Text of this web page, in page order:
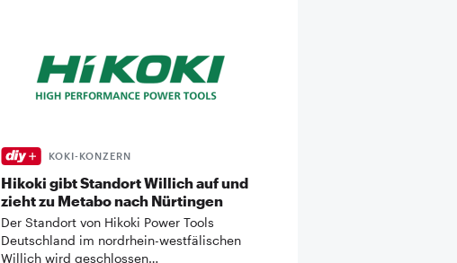
KOKI-KONZERN
Hikoki gibt Standort Willich auf und
zieht zu Metabo nach Nürtingen
Der Standort von Hikoki Power Tools
Deutschland im nordrhein-westfälischen
Willich wird geschlossen…